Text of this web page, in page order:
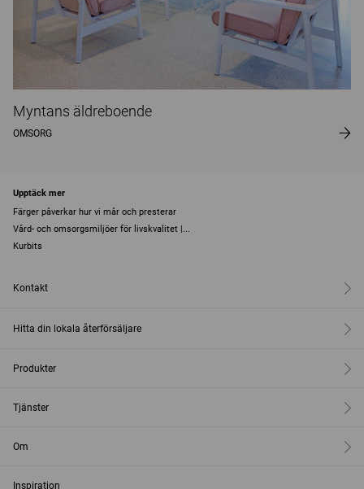
Myntans äldreboende
OMSORG
Upptäck mer
Färger påverkar hur vi mår och presterar
Vård- och omsorgsmiljöer för livskvalitet |...
Kurbits
Kontakt
Hitta din lokala återförsäljare
Produkter
Tjänster
Om
Inspiration